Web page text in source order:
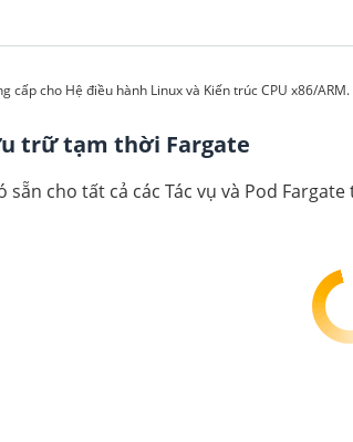
cấp cho Hệ điều hành Linux và Kiến trúc CPU x86/ARM.
trữ tạm thời Fargate
cho tất cả các Tác vụ và Pod